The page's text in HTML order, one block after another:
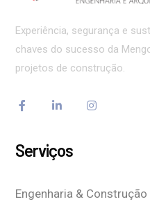
Experiência, segurança e
chaves do sucesso da
projetos de construção.
Serviços
Engenharia & Construção